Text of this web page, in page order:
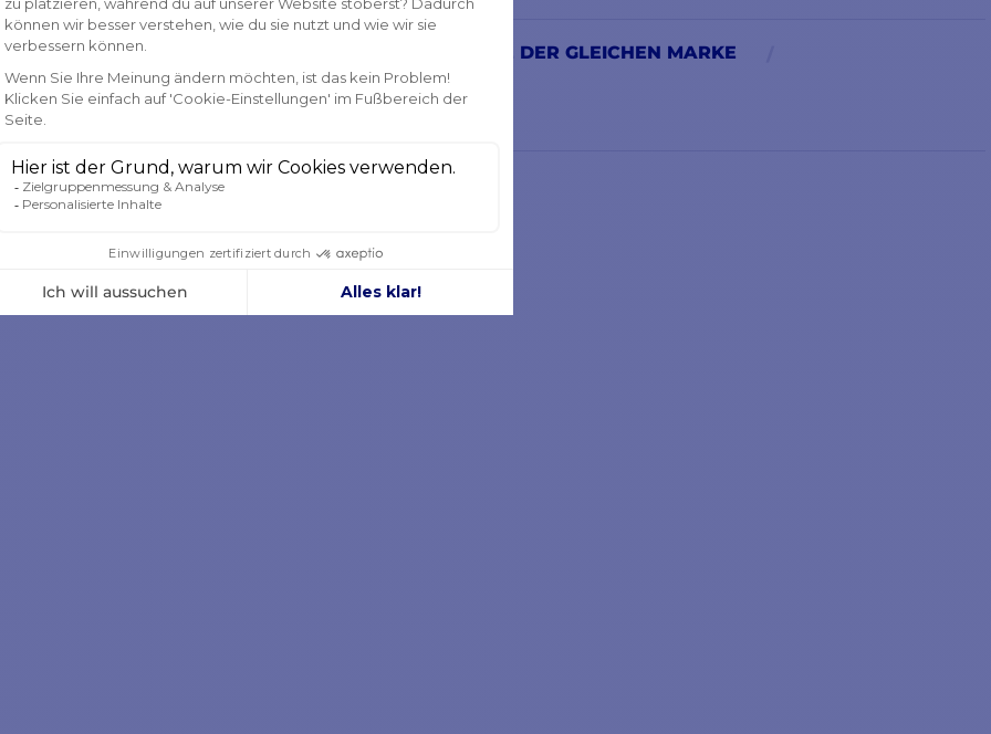
AUS DER GLEICHEN KATEGORIE PRODUKTE DER GLEICHEN MARKE